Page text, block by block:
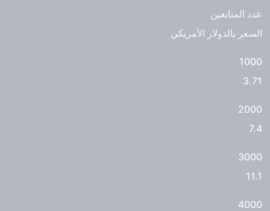
عدد المتابعين
السعر بالدولار الأمريكي
1000
3.71
2000
7.4
3000
11.1
4000